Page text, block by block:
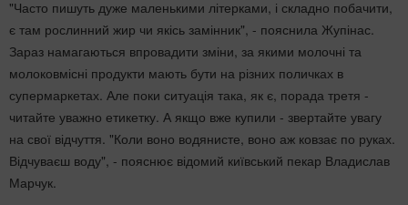
"Часто пишуть дуже маленькими літерками, і складно побачити,
є там рослинний жир чи якісь замінник", - пояснила Жупінас.
Зараз намагаються впровадити зміни, за якими молочні та
молоковмісні продукти мають бути на різних поличках в
супермаркетах. Але поки ситуація така, як є, порада третя -
читайте уважно етикетку. А якщо вже купили - звертайте увагу
на свої відчуття. "Коли воно водянисте, воно аж ковзає по руках.
Відчуваєш воду", - пояснює відомий київський пекар Владислав
Марчук.